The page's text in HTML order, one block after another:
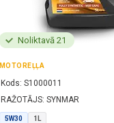
Noliktavā 21
MOTOREĻĻA
Kods: S1000011
RAŽOTĀJS: SYNMAR
5W30 1L